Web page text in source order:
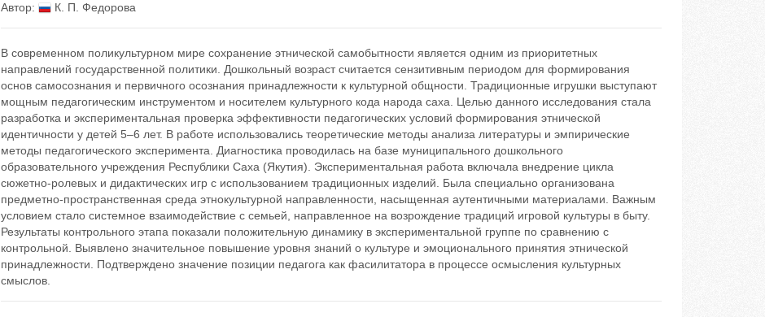
Автор: К. П. Федорова
В современном поликультурном мире сохранение этнической самобытности является одним из приоритетных
направлений государственной политики. Дошкольный возраст считается сензитивным периодом для формирования
основ самосознания и первичного осознания принадлежности к культурной общности. Традиционные игрушки выступают
мощным педагогическим инструментом и носителем культурного кода народа саха. Целью данного исследования стала
разработка и экспериментальная проверка эффективности педагогических условий формирования этнической
идентичности у детей 5–6 лет. В работе использовались теоретические методы анализа литературы и эмпирические
методы педагогического эксперимента. Диагностика проводилась на базе муниципального дошкольного
образовательного учреждения Республики Саха (Якутия). Экспериментальная работа включала внедрение цикла
сюжетно-ролевых и дидактических игр с использованием традиционных изделий. Была специально организована
предметно-пространственная среда этнокультурной направленности, насыщенная аутентичными материалами. Важным
условием стало системное взаимодействие с семьей, направленное на возрождение традиций игровой культуры в быту.
Результаты контрольного этапа показали положительную динамику в экспериментальной группе по сравнению с
контрольной. Выявлено значительное повышение уровня знаний о культуре и эмоционального принятия этнической
принадлежности. Подтверждено значение позиции педагога как фасилитатора в процессе осмысления культурных
смыслов.